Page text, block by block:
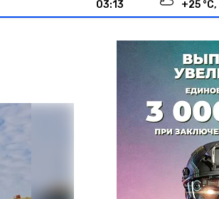
03:13
+25 °С,